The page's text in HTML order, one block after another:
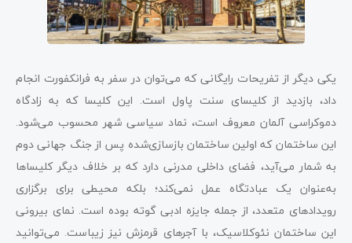
یکی دیگر از تفریحات رایگانی که می‌توان در سفر به فرانکفورت انجام
داد، بازدید از کلیسای سنت پاول است. این کلیسا که به زادگاه
دموکراسی آلمان معروف است، نماد سیاسی شهر محسوب می‌شود.
این ساختمان که اولین ساختمان بازسازی‌شده پس از جنگ جهانی دوم
به شمار می‌آید، فضای داخلی مدرنی دارد که بر خلاف دیگر کلیساها
به‌عنوان یک عبادتگاه عمل نمی‌کند؛ بلکه محیطی برای برگزاری
رویدادهای متعدد، از جمله جایزه ادبی گوته بوده است. نمای بیرونی
این ساختمان نئوکلاسیک، با آجرهای قرمزش نیز زیباست. می‌توانید